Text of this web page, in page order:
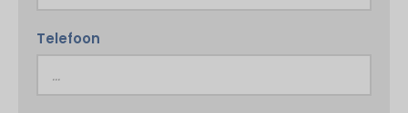
Telefoon